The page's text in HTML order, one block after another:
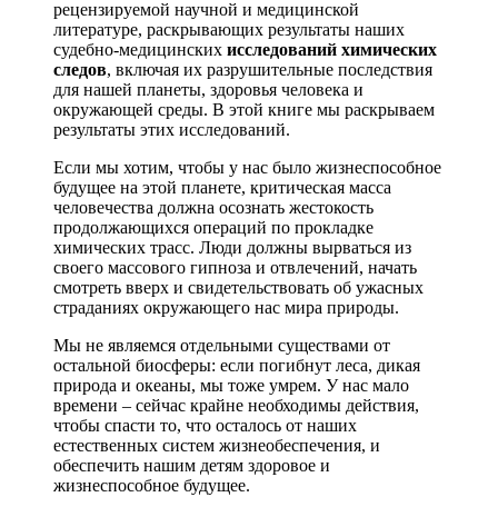
рецензируемой научной и медицинской
литературе, раскрывающих результаты наших
судебно-медицинских исследований химических
следов, включая их разрушительные последствия
для нашей планеты, здоровья человека и
окружающей среды. В этой книге мы раскрываем
результаты этих исследований.
Если мы хотим, чтобы у нас было жизнеспособное
будущее на этой планете, критическая масса
человечества должна осознать жестокость
продолжающихся операций по прокладке
химических трасс. Люди должны вырваться из
своего массового гипноза и отвлечений, начать
смотреть вверх и свидетельствовать об ужасных
страданиях окружающего нас мира природы.
Мы не являемся отдельными существами от
остальной биосферы: если погибнут леса, дикая
природа и океаны, мы тоже умрем. У нас мало
времени – сейчас крайне необходимы действия,
чтобы спасти то, что осталось от наших
естественных систем жизнеобеспечения, и
обеспечить нашим детям здоровое и
жизнеспособное будущее.